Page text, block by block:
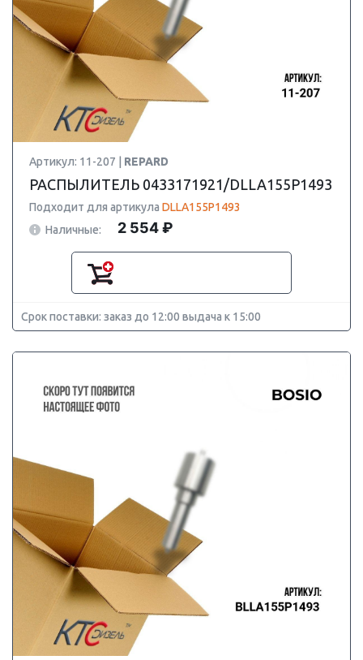
Артикул: 11-207 | REPARD
РАСПЫЛИТЕЛЬ 0433171921/DLLA155P1493
Подходит для артикула DLLA155P1493
Наличные:
2 554 ₽
Срок поставки: заказ до 12:00 выдача к 15:00